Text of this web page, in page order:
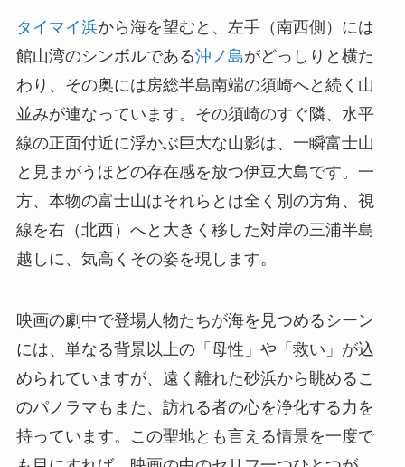
タイマイ浜から海を望むと、左手（南西側）には
館山湾のシンボルである沖ノ島がどっしりと横た
わり、その奥には房総半島南端の須崎へと続く山
並みが連なっています。その須崎のすぐ隣、水平
線の正面付近に浮かぶ巨大な山影は、一瞬富士山
と見まがうほどの存在感を放つ伊豆大島です。一
方、本物の富士山はそれらとは全く別の方角、視
線を右（北西）へと大きく移した対岸の三浦半島
越しに、気高くその姿を現します。
映画の劇中で登場人物たちが海を見つめるシーン
には、単なる背景以上の「母性」や「救い」が込
められていますが、遠く離れた砂浜から眺めるこ
のパノラマもまた、訪れる者の心を浄化する力を
持っています。この聖地とも言える情景を一度で